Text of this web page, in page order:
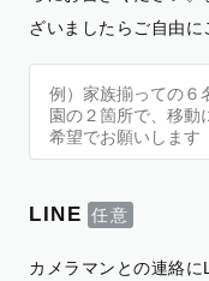
ざいましたらご自由に
LINE
カメラマンとの連絡